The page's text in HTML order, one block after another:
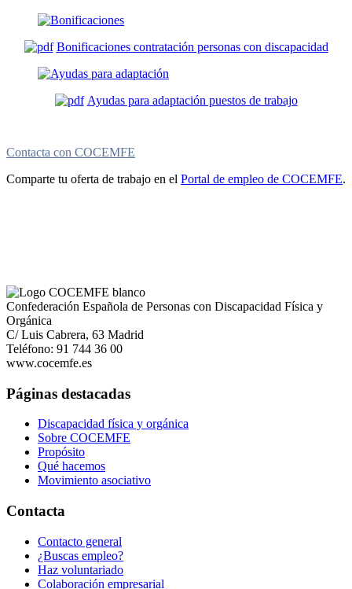
Bonificaciones contratación personas con discapacidad
Ayudas para adaptación puestos de trabajo
Contacta con COCEMFE
Comparte tu oferta de trabajo en el Portal de empleo de COCEMFE.
Confederación Española de Personas con Discapacidad Física y
Orgánica
C/ Luis Cabrera, 63 Madrid
Teléfono: 91 744 36 00
www.cocemfe.es
Páginas destacadas
Discapacidad física y orgánica
Sobre COCEMFE
Propósito
Qué hacemos
Movimiento asociativo
Contacta
Contacto general
¿Buscas empleo?
Haz voluntariado
Colaboración empresarial